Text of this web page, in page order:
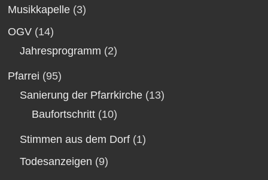
Musikkapelle (3)
OGV (14)
Jahresprogramm (2)
Pfarrei (95)
Sanierung der Pfarrkirche (13)
Baufortschritt (10)
Stimmen aus dem Dorf (1)
Todesanzeigen (9)